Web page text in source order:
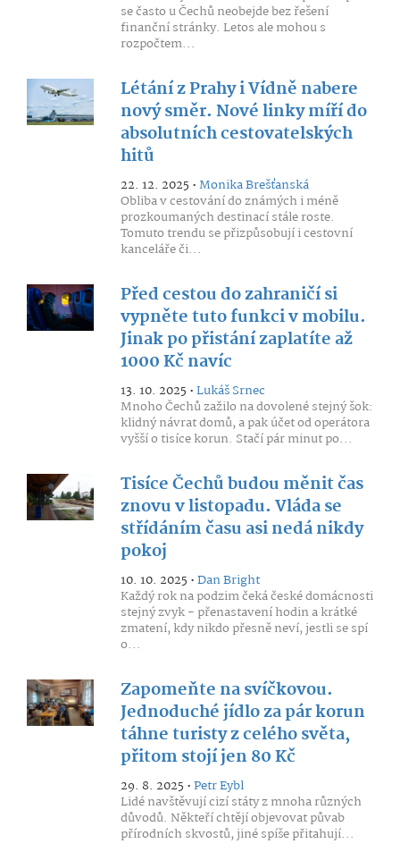
se často u Čechů neobejde bez řešení
finanční stránky. Letos ale mohou s
rozpočtem...
Létání z Prahy i Vídně nabere
nový směr. Nové linky míří do
absolutních cestovatelských
hitů
22. 12. 2025 •Monika Brešťanská
Obliba v cestování do známých i méně
prozkoumaných destinací stále roste.
Tomuto trendu se přizpůsobují i cestovní
kanceláře či...
Před cestou do zahraničí si
vypněte tuto funkci v mobilu.
Jinak po přistání zaplatíte až
1000 Kč navíc
13. 10. 2025 •Lukáš Srnec
Mnoho Čechů zažilo na dovolené stejný šok:
klidný návrat domů, a pak účet od operátora
vyšší o tisíce korun. Stačí pár minut po...
Tisíce Čechů budou měnit čas
znovu v listopadu. Vláda se
střídáním času asi nedá nikdy
pokoj
10. 10. 2025 •Dan Bright
Každý rok na podzim čeká české domácnosti
stejný zvyk - přenastavení hodin a krátké
zmatení, kdy nikdo přesně neví, jestli se spí
o...
Zapomeňte na svíčkovou.
Jednoduché jídlo za pár korun
táhne turisty z celého světa,
přitom stojí jen 80 Kč
29. 8. 2025 •Petr Eybl
Lidé navštěvují cizí státy z mnoha různých
důvodů. Někteří chtějí objevovat půvab
přírodních skvostů, jiné spíše přitahují...